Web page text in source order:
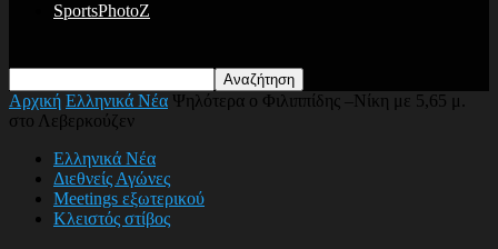
SportsPhotoZ
Αρχική Ελληνικά Νέα Ψηλότερα ο Φιλιππίδης –Νίκη με 5,65 μ.
στο Λεβερκούζεν
Ελληνικά Νέα
Διεθνείς Αγώνες
Meetings εξωτερικού
Κλειστός στίβος